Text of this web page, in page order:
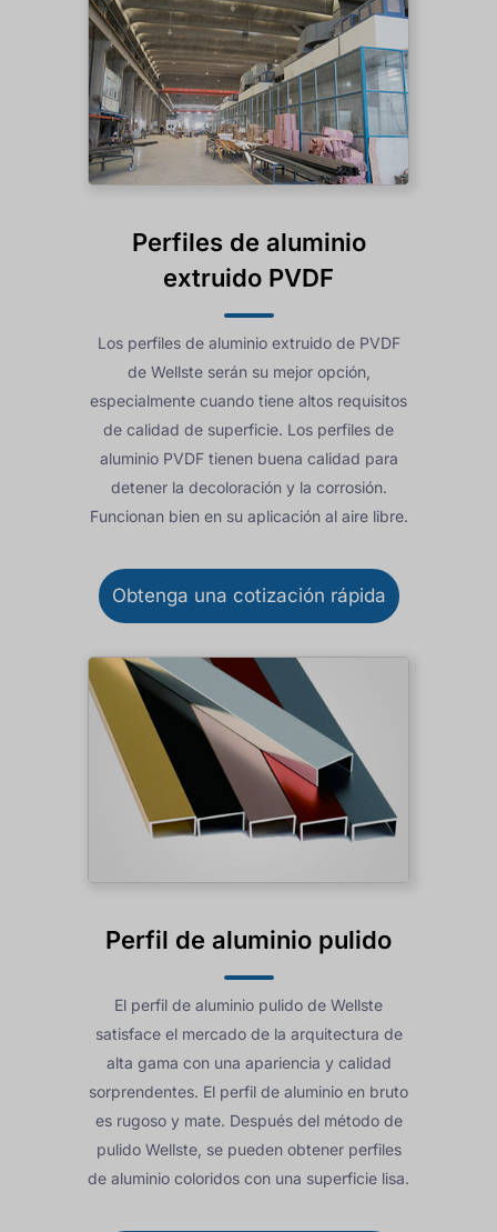
Perfiles de aluminio
extruido PVDF
Los perfiles de aluminio extruido de PVDF
de Wellste serán su mejor opción,
especialmente cuando tiene altos requisitos
de calidad de superficie. Los perfiles de
aluminio PVDF tienen buena calidad para
detener la decoloración y la corrosión.
Funcionan bien en su aplicación al aire libre.
Obtenga una cotización rápida
Perfil de aluminio pulido
El perfil de aluminio pulido de Wellste
satisface el mercado de la arquitectura de
alta gama con una apariencia y calidad
sorprendentes. El perfil de aluminio en bruto
es rugoso y mate. Después del método de
pulido Wellste, se pueden obtener perfiles
de aluminio coloridos con una superficie lisa.